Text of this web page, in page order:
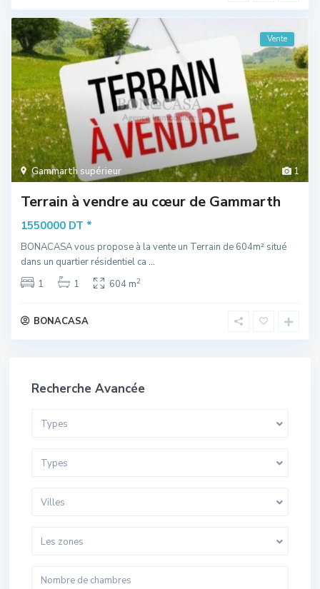
1
Gammarth supérieur
Vente
Terrain à vendre au cœur de Gammarth
1550000 DT *
BONACASA vous propose à la vente un Terrain de 604m² situé
dans un quartier résidentiel ca ...
1
1 604 m2
BONACASA
Recherche Avancée
Types
Types
Villes
Les zones